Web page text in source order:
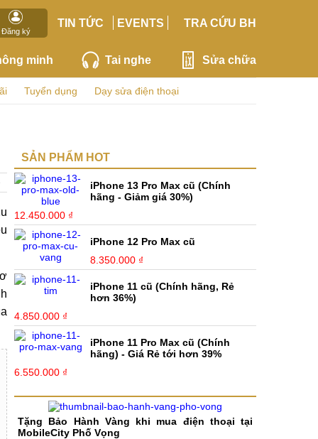
Đăng ký
TIN TỨC EVENTS TRA CỨU BH
minh Tai nghe Sửa chữa
Tuyển dụng Dạy sửa điện thoại
SẢN PHẨM HOT
iPhone 13 Pro Max cũ (Chính
hãng - Giảm giá 30%)
12.450.000 ₫
iPhone 12 Pro Max cũ
8.350.000 ₫
iPhone 11 cũ (Chính hãng, Rẻ
hơn 36%)
4.850.000 ₫
iPhone 11 Pro Max cũ (Chính
hãng) - Giá Rẻ tới hơn 39%
6.550.000 ₫
Tặng Bảo Hành Vàng khi mua điện thoại tại
MobileCity Phố Vọng